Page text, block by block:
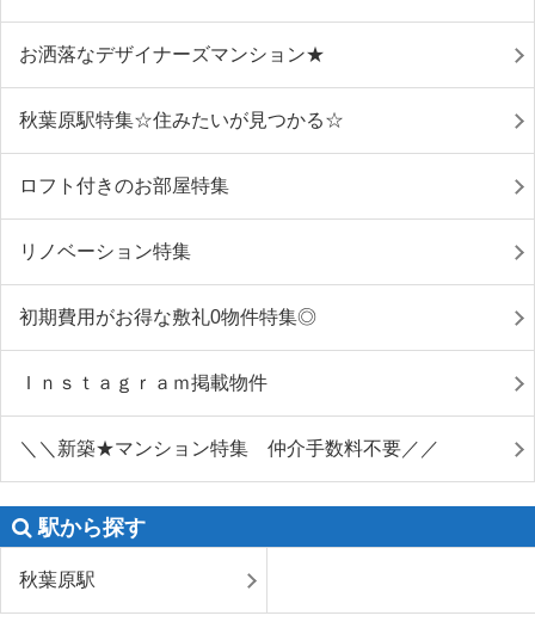
お洒落なデザイナーズマンション★
秋葉原駅特集☆住みたいが見つかる☆
ロフト付きのお部屋特集
リノベーション特集
初期費用がお得な敷礼0物件特集◎
Ｉｎｓｔａｇｒａｍ掲載物件
＼＼新築★マンション特集 仲介手数料不要／／
駅から探す
秋葉原駅